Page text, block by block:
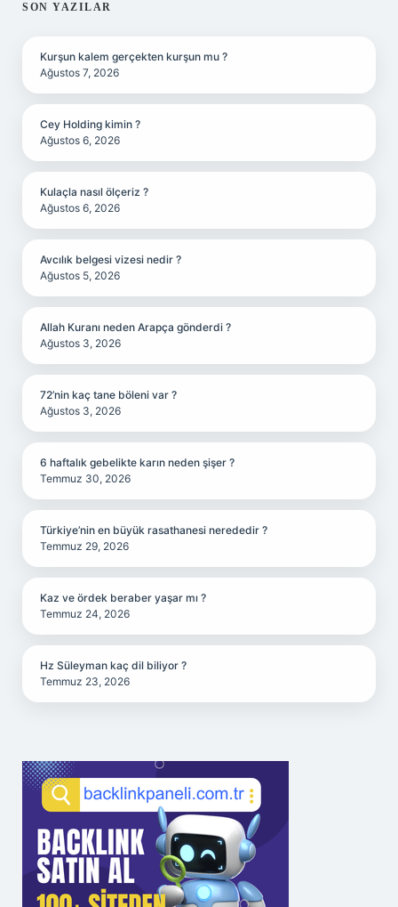
SIDEBAR
SON YAZILAR
Kurşun kalem gerçekten kurşun mu ?
Ağustos 7, 2026
Cey Holding kimin ?
Ağustos 6, 2026
Kulaçla nasıl ölçeriz ?
Ağustos 6, 2026
Avcılık belgesi vizesi nedir ?
Ağustos 5, 2026
Allah Kuranı neden Arapça gönderdi ?
Ağustos 3, 2026
72’nin kaç tane böleni var ?
Ağustos 3, 2026
6 haftalık gebelikte karın neden şişer ?
Temmuz 30, 2026
Türkiye’nin en büyük rasathanesi nerededir ?
Temmuz 29, 2026
Kaz ve ördek beraber yaşar mı ?
Temmuz 24, 2026
Hz Süleyman kaç dil biliyor ?
Temmuz 23, 2026